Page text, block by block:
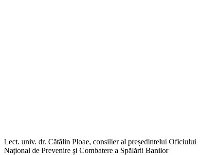
Lect. univ. dr. Cătălin Ploae, consilier al președintelui Oficiului
Naţional de Prevenire şi Combatere a Spălării Banilor